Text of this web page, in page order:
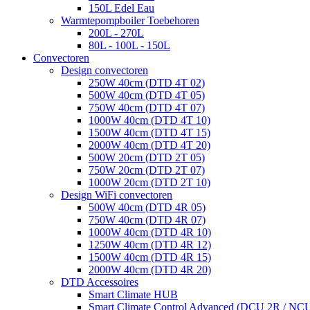
150L Edel Eau
Warmtepompboiler Toebehoren
200L - 270L
80L - 100L - 150L
Convectoren
Design convectoren
250W 40cm (DTD 4T 02)
500W 40cm (DTD 4T 05)
750W 40cm (DTD 4T 07)
1000W 40cm (DTD 4T 10)
1500W 40cm (DTD 4T 15)
2000W 40cm (DTD 4T 20)
500W 20cm (DTD 2T 05)
750W 20cm (DTD 2T 07)
1000W 20cm (DTD 2T 10)
Design WiFi convectoren
500W 40cm (DTD 4R 05)
750W 40cm (DTD 4R 07)
1000W 40cm (DTD 4R 10)
1250W 40cm (DTD 4R 12)
1500W 40cm (DTD 4R 15)
2000W 40cm (DTD 4R 20)
DTD Accessoires
Smart Climate HUB
Smart Climate Control Advanced (DCU 2R /